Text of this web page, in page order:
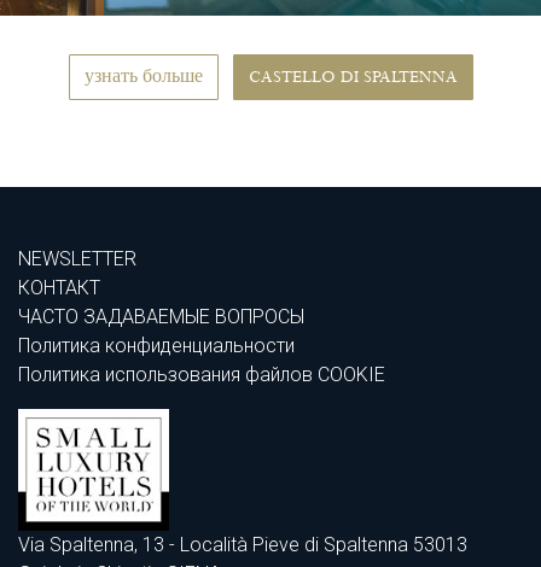
узнать больше CASTELLO DI SPALTENNA
NEWSLETTER
КОНТАКТ
ЧАСТО ЗАДАВАЕМЫЕ ВОПРОСЫ
Политика конфиденциальности
Политика использования файлов COOKIE
Via Spaltenna, 13 - Località Pieve di Spaltenna 53013